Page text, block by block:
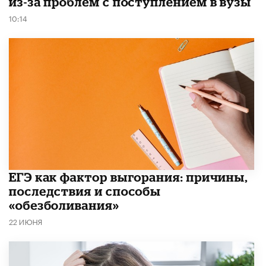
10:14
​ЕГЭ как фактор выгорания: причины,
последствия и способы
«обезболивания»
22 ИЮНЯ